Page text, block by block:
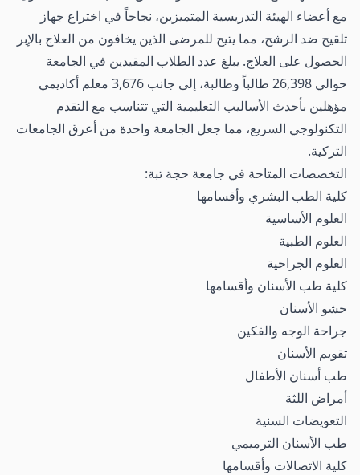
مع أعضاء الهيئة التدريسية المتميزين، نجاحاً في اختراع جهاز
تلقيح ضد الرشح، مما يتيح للمرضى الذين يخافون من العلاج بالإبر
الحصول على العلاج. يبلغ عدد الطلاب المقيدين في الجامعة
حوالي 26,398 طالباً وطالبة، إلى جانب 3,676 معلم أكاديمي
مؤهلين بأحدث الأساليب التعليمية التي تتناسب مع التقدم
التكنولوجي السريع، مما جعل الجامعة واحدة من أعرق الجامعات
التركية.
التخصصات المتاحة في جامعة حجة تبة:
كلية الطب البشري وأقسامها
العلوم الأساسية
العلوم الطبية
العلوم الجراحية
كلية طب الأسنان وأقسامها
حشو الأسنان
جراحة الوجه والفكين
تقويم الأسنان
طب أسنان الأطفال
أمراض اللثة
التعويضات السنية
طب الأسنان الترميمي
كلية الاتصالات وأقسامها